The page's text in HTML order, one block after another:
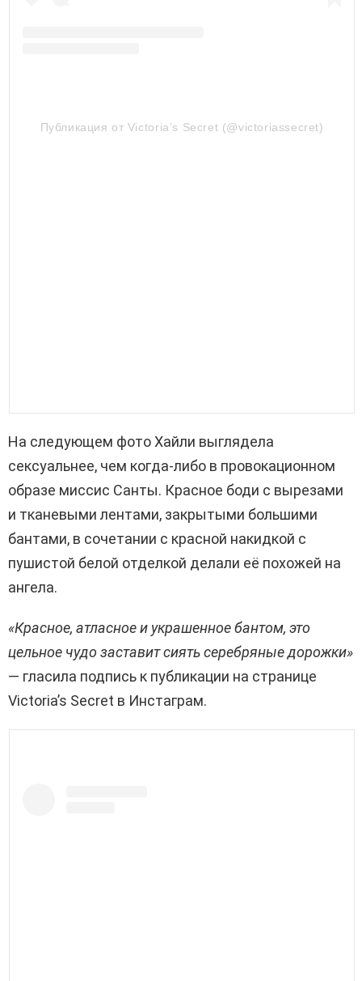
Публикация от Victoria’s Secret (@victoriassecret)
На следующем фото Хайли выглядела
сексуальнее, чем когда-либо в провокационном
образе миссис Санты. Красное боди с вырезами
и тканевыми лентами, закрытыми большими
бантами, в сочетании с красной накидкой с
пушистой белой отделкой делали её похожей на
ангела.
«Красное, атласное и украшенное бантом, это
цельное чудо заставит сиять серебряные дорожки»
— гласила подпись к публикации на странице
Victoria’s Secret в Инстаграм.